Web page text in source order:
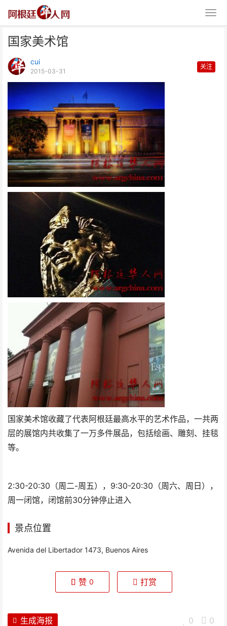
国家美术馆
cui
2015-03-31
关注
国家美术馆收藏了代表阿根廷最高水平的艺术作品，一共两
层的展馆内共收集了一万多件展品，包括绘画、雕刻、挂毯
等。
2:30-20:30（周二-周五），9:30-20:30（周六、周日），
周一闭馆，闭馆前30分钟停止进入
景点位置
Avenida del Libertador 1473, Buenos Aires
国家美术馆
赞 0 打赏
0 0
生成海报